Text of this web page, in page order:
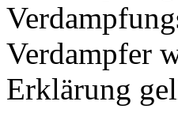
Verdampfer
Erklärung